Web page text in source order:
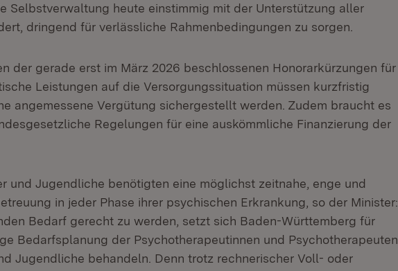
Selbstverwaltung heute einstimmig mit der Unterstützung aller
dringend für verlässliche Rahmenbedingungen zu sorgen.
der gerade erst im März 2026 beschlossenen Honorarkürzungen für
Leistungen auf die Versorgungssituation müssen kurzfristig
angemessene Vergütung sichergestellt werden. Zudem braucht es
Regelungen für eine auskömmliche Finanzierung der
und Jugendliche benötigten eine möglichst zeitnahe, enge und
in jeder Phase ihrer psychischen Erkrankung, so der Minister:
Bedarf gerecht zu werden, setzt sich Baden-Württemberg für
Bedarfsplanung der Psychotherapeutinnen und Psychotherapeuten
Jugendliche behandeln. Denn trotz rechnerischer Voll- oder